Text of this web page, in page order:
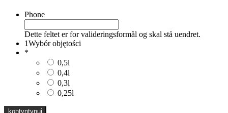
Phone
Dette feltet er for valideringsformål og skal stå uendret.
1Wybór objętości
*
0,5l
0,4l
0,3l
0,25l